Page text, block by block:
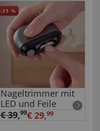
-25 %
Nageltrimmer mit
LED und Feile
€ 39,99€ 29,99